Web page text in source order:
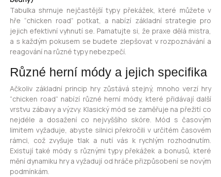
Tabulka shrnuje nejčastější typy překážek, které můžete v
hře “chicken road” potkat, a nabízí základní strategie pro
jejich efektivní vyhnutí se. Pamatujte si, že praxe dělá mistra,
a s každým pokusem se budete zlepšovat v rozpoznávání a
reagování na různé typy nebezpečí.
Různé herní módy a jejich specifika
Ačkoliv základní princip hry zůstává stejný, mnoho verzí hry
“chicken road” nabízí různé herní módy, které přidávají další
vrstvu zábavy a výzvy. Klasický mód se zaměřuje na přežití co
nejdéle a dosažení co nejvyššího skóre. Mód s časovým
limitem vyžaduje, abyste silnici překročili v určitém časovém
rámci, což zvyšuje tlak a nutí vás k rychlým rozhodnutím.
Existují také módy s různými typy překážek a bonusů, které
mění dynamiku hry a vyžadují od hráče přizpůsobení se novým
podmínkám.